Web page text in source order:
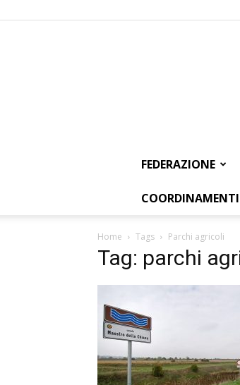
FEDERAZIONE
Home Tags Parchi agricoli
Tag: parchi